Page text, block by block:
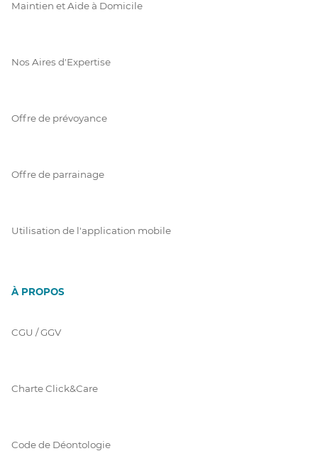
Maintien et Aide à Domicile
Nos Aires d'Expertise
Offre de prévoyance
Offre de parrainage
Utilisation de l'application mobile
À PROPOS
CGU / GGV
Charte Click&Care
Code de Déontologie